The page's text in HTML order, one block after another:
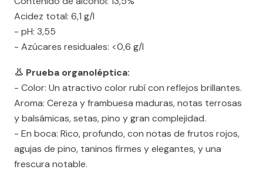
Acidez total: 6,1 g/l
- pH: 3,55
- Azúcares residuales: <0,6 g/l
👃 Prueba organoléptica:
- Color: Un atractivo color rubí con reflejos brillantes.
Aroma: Cereza y frambuesa maduras, notas terrosas
y balsámicas, setas, pino y gran complejidad.
- En boca: Rico, profundo, con notas de frutos rojos,
agujas de pino, taninos firmes y elegantes, y una
frescura notable.